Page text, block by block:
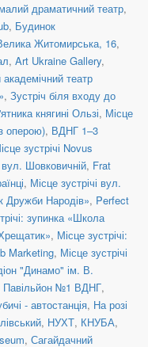
драматичний театр,
, Будинок
Житомирська, 16,
, Art Ukraine Gallery,
академічний театр
, Зустріч біля входу до
княгині Ользі, Місце
оперою), ВДНГ 1–3
зустрічі Novus
вул. Шовковичній, Frat
, Місце зустрічі вул.
Дружби Народів», Perfect
зупинка «Школа
, Місце зустрічі:
Marketing, Місце зустрічі
"Динамо" ім. В.
Павільйон №1 ВДНГ,
- автостанція, На розі
, НУХТ, КНУБА,
, Сагайдачний